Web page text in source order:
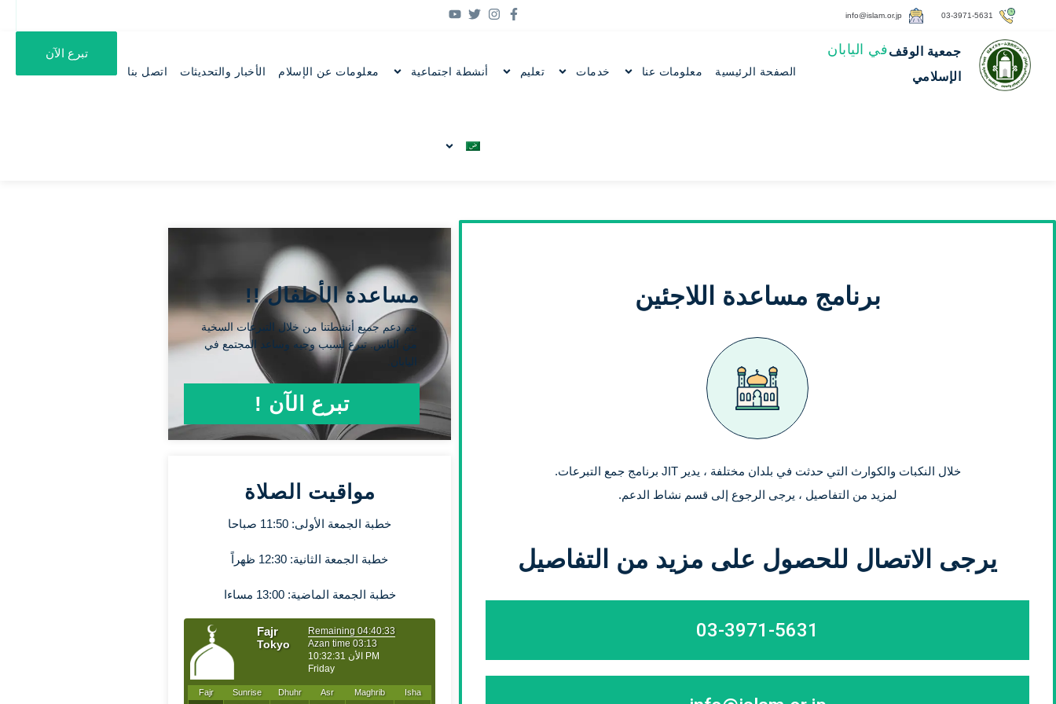
03-3971-5631
info@islam.or.jp
جمعية الوقف
الإسلامي
في اليابان
الصفحة الرئيسية معلومات عنا خدمات تعليم أنشطة اجتماعية معلومات عن الإسلام الأخبار والتحديثات اتصل بنا
تبرع الآن
برنامج مساعدة اللاجئين
خلال النكبات والكوارث التي حدثت في بلدان مختلفة ، يدير JIT برنامج جمع التبرعات.
لمزيد من التفاصيل ، يرجى الرجوع إلى قسم نشاط الدعم.
يرجى الاتصال للحصول على مزيد من التفاصيل
03-3971-5631
مساعدة الأطفال !!
يتم دعم جميع أنشطتنا من خلال التبرعات السخية
من الناس. تبرع لسبب وجيه وساعد المجتمع في
اليابان.
تبرع الآن !
مواقيت الصلاة
خطبة الجمعة الأولى: 11:50 صباحا
خطبة الجمعة الثانية: 12:30 ظهراً
خطبة الجمعة الماضية: 13:00 مساءا